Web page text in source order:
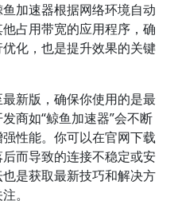
加速器根据网络环境自动
占用带宽的应用程序，确
化，也是提升效果的关键
新版，确保你使用的是最
商如“鲸鱼加速器”会不断
性能。你可以在官网下载
而导致的连接不稳定或安
是获取最新技巧和解决方
。